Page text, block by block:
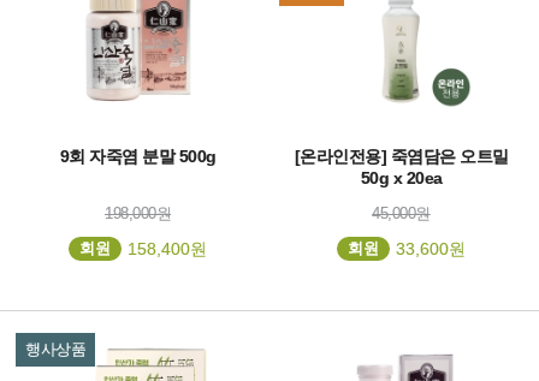
9회 자죽염 분말 500g
198,000원
회원
158,400원
[온라인전용] 죽염담은 오트밀
50g x 20ea
45,000원
회원
33,600원
행사상품